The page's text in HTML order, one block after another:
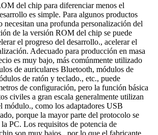
del chip para diferenciar menos el
es simple. Para algunos productos
necesitan una profunda personalización del
de la versión ROM del chip se puede
el progreso del desarrollo., acelerar el
Adecuado para producción en masa
es muy bajo, más comúnmente utilizado
de auriculares Bluetooth, módulos de
de ratón y teclado., etc., puede
de configuración, pero la función básica
civiles a gran escala generalmente utilizan
módulo., como los adaptadores USB
porque la mayor parte del protocolo se
PC. Los requisitos de potencia de
son muy bajos., por lo que el fabricante